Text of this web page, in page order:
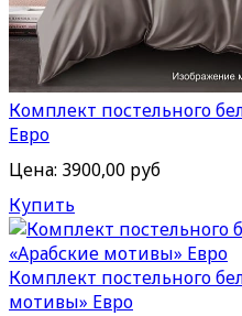
Комплект постельного
Евро
Цена: 3900,00 руб
Купить
Комплект постельного
мотивы» Евро